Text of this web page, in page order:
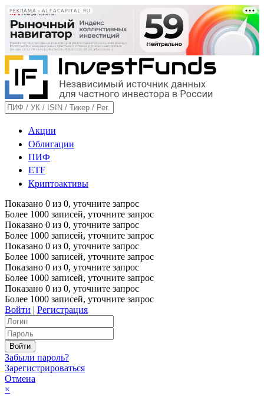
РЕКЛАМА • ALFACAPITAL.RU
Акции
Облигации
ПИФ
ETF
Криптоактивы
Показано 0 из 0, уточните запрос
Более 1000 записей, уточните запрос
Показано 0 из 0, уточните запрос
Более 1000 записей, уточните запрос
Показано 0 из 0, уточните запрос
Более 1000 записей, уточните запрос
Показано 0 из 0, уточните запрос
Более 1000 записей, уточните запрос
Показано 0 из 0, уточните запрос
Более 1000 записей, уточните запрос
Войти | Регистрация
Забыли пароль?
Зарегистрироваться
Отмена
×